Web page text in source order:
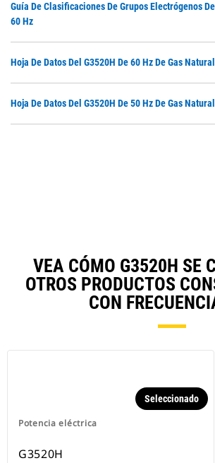
Guía De Clasificaciones De Grupos Electrógenos
60 Hz
Hoja De Datos Del G3520H De 60 Hz De Gas Natural
Hoja De Datos Del G3520H De 50 Hz De Gas Natural
VEA CÓMO G3520H SE
OTROS PRODUCTOS
CON
Potencia eléctrica
Seleccionado
G3520H